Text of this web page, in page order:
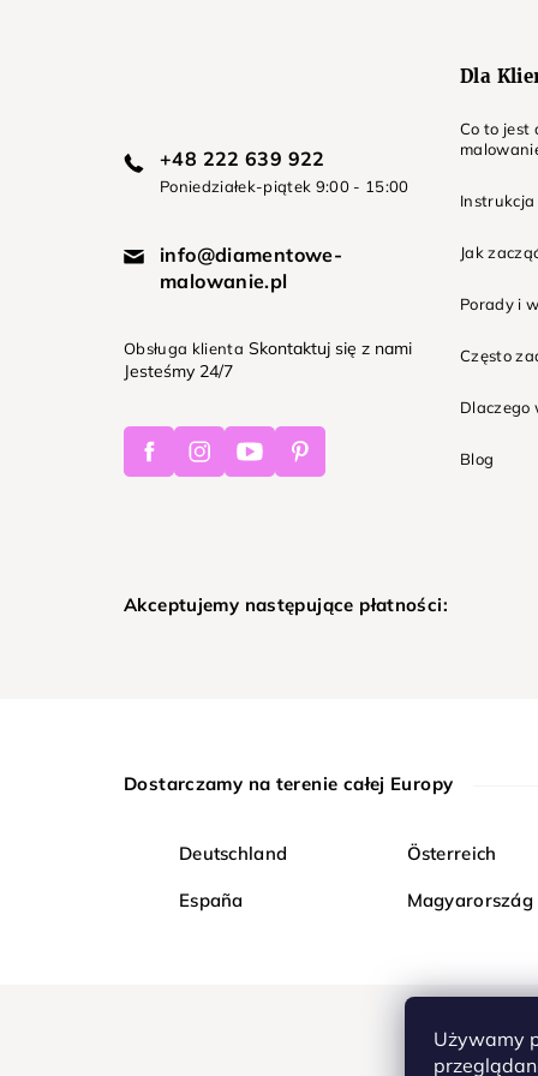
Używamy
+48 222 639 922
Poniedziałek-piątek 9:00 - 15:00
info@diamentowe-
malowanie.pl
Obsługa klienta Skontaktuj się z nami
Jesteśmy 24/7
FacebookInstagramYoutubePinterest
Dla
Co to jest
Jak
Porady i
Często
Dlaczego
Blog
Akceptujemy następujące płatności:
Dostarczamy na terenie całej Europy
Deutschland Österreich
España Magyarország